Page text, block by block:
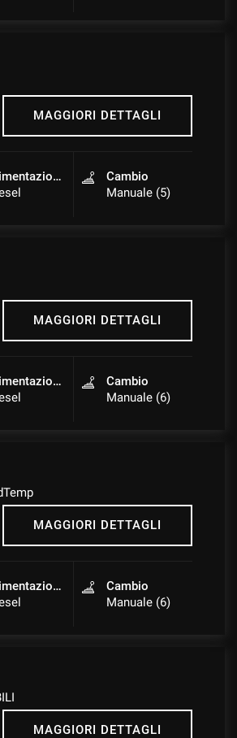
MAGGIORI DETTAGLI
Alimentazione
Cambio
Manuale (5)
MAGGIORI DETTAGLI
Alimentazione
Cambio
Manuale (6)
MAGGIORI DETTAGLI
Alimentazione
Cambio
Manuale (6)
MAGGIORI DETTAGLI